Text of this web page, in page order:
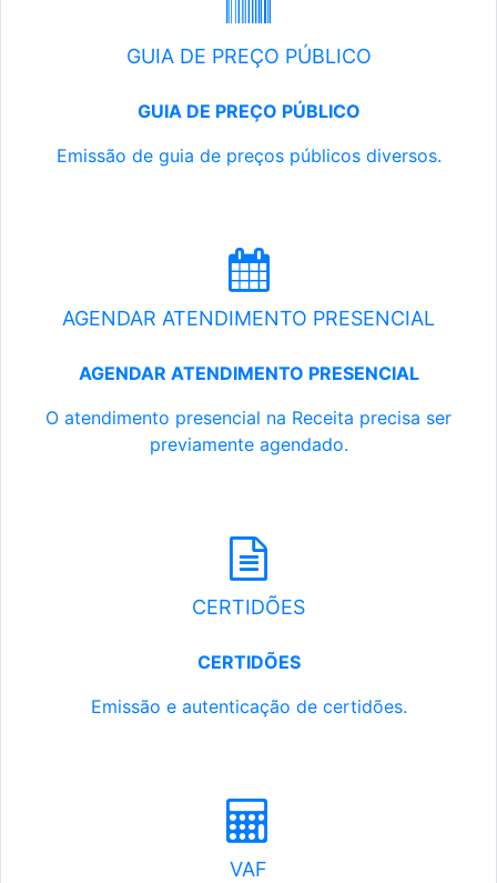
GUIA DE PREÇO PÚBLICO
GUIA DE PREÇO PÚBLICO
Emissão de guia de preços públicos diversos.
AGENDAR ATENDIMENTO PRESENCIAL
AGENDAR ATENDIMENTO PRESENCIAL
O atendimento presencial na Receita precisa ser
previamente agendado.
CERTIDÕES
CERTIDÕES
Emissão e autenticação de certidões.
VAF